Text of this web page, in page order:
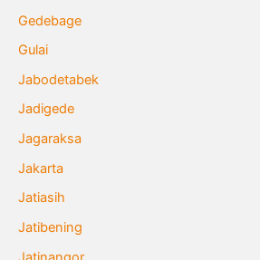
Gedebage
Gulai
Jabodetabek
Jadigede
Jagaraksa
Jakarta
Jatiasih
Jatibening